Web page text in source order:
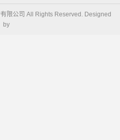
限公司 All Rights Reserved. Designed
by